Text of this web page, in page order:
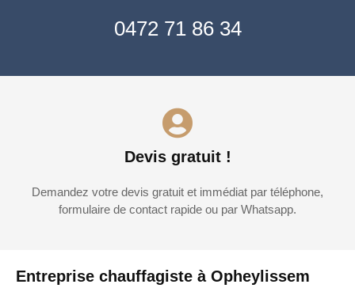
Entreprise chauffagiste à Opheylissem
0472 71 86 34
Devis gratuit !
Demandez votre devis gratuit et immédiat par téléphone,
formulaire de contact rapide ou par Whatsapp.